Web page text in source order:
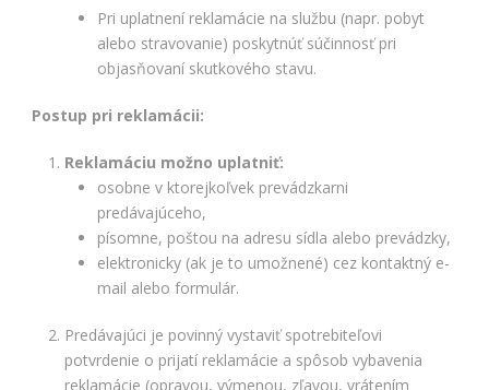
Pri uplatnení reklamácie na službu (napr. pobyt
alebo stravovanie) poskytnúť súčinnosť pri
objasňovaní skutkového stavu.
Postup pri reklamácii:
Reklamáciu možno uplatniť:
osobne v ktorejkoľvek prevádzkarni
predávajúceho,
písomne, poštou na adresu sídla alebo prevádzky,
elektronicky (ak je to umožnené) cez kontaktný e-
mail alebo formulár.
Predávajúci je povinný vystaviť spotrebiteľovi
potvrdenie o prijatí reklamácie a spôsob vybavenia
reklamácie (opravou, výmenou, zľavou, vrátením